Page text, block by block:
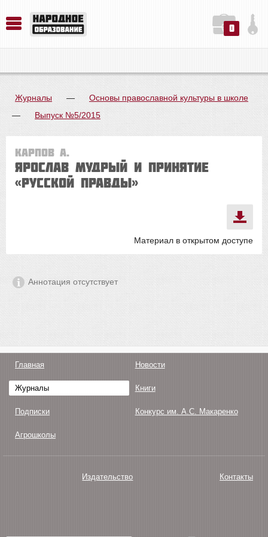
0
Журналы —
Основы православной культуры в школе
—
Выпуск №5/2015
Карпов А.
Ярослав Мудрый и принятие
«Русской Правды»
Материал в открытом доступе
Аннотация отсутствует
Главная Новости
Журналы Книги
Подписки Конкурс им. А.С. Макаренко
Агрошколы
Издательство Контакты